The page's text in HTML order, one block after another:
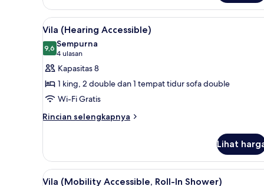
Vila
(Hearing
Accessible)
Lihat
semua
foto
untuk
Vila
(Hearing
Accessible)
Televisi plasma 55-inci
6
Vila (Hearing Accessible)
9,69,6 dari 10
Sempurna
4 ulasan
(4
ulasan)
Kapasitas 8
1 king, 2 double dan 1 tempat tidur sofa double
Wi-Fi Gratis
Rincian selengkapnya
Rincian
Vila
(Hearing
Accessible)
Lihat
Lihat
Televisi plasma 55-inci
3
Vila (Mobility Accessible, Roll-In Shower)